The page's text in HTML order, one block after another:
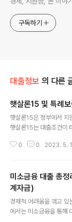
구독하기
대출정보 의 다른
햇살론15 및 특례
햇살론15은 정부에서 지
햇살론15는 대출조건이
용하기 위해 갖추어야 할
00만 원 이하이면서 신
햇살론15 대출 상품을 신
이상의 근로소득자 및
직, 사업계속 기간이 있
0 0 2023. 5.
미소금융 대출 총
계자금)
경제적 어려움을 겪고 있
에서는 미소금융을 통해